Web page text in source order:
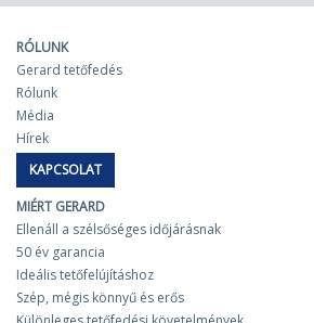
RÓLUNK
Gerard tetőfedés
Rólunk
Média
Hírek
KAPCSOLAT
MIÉRT GERARD
Ellenáll a szélsőséges időjárásnak
50 év garancia
Ideális tetőfelújításhoz
Szép, mégis könnyű és erős